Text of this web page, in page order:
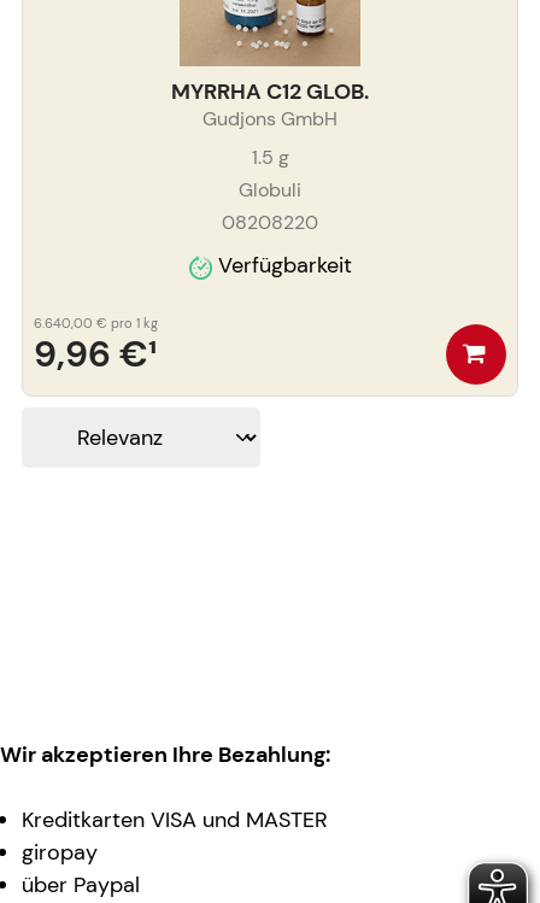
MYRRHA C12 GLOB.
Gudjons GmbH
1.5 g
Globuli
08208220
Verfügbarkeit
9,96 €¹
6.640,00 € pro 1 kg
Wir akzeptieren Ihre Bezahlung:
Kreditkarten VISA und MASTER
giropay
über Paypal